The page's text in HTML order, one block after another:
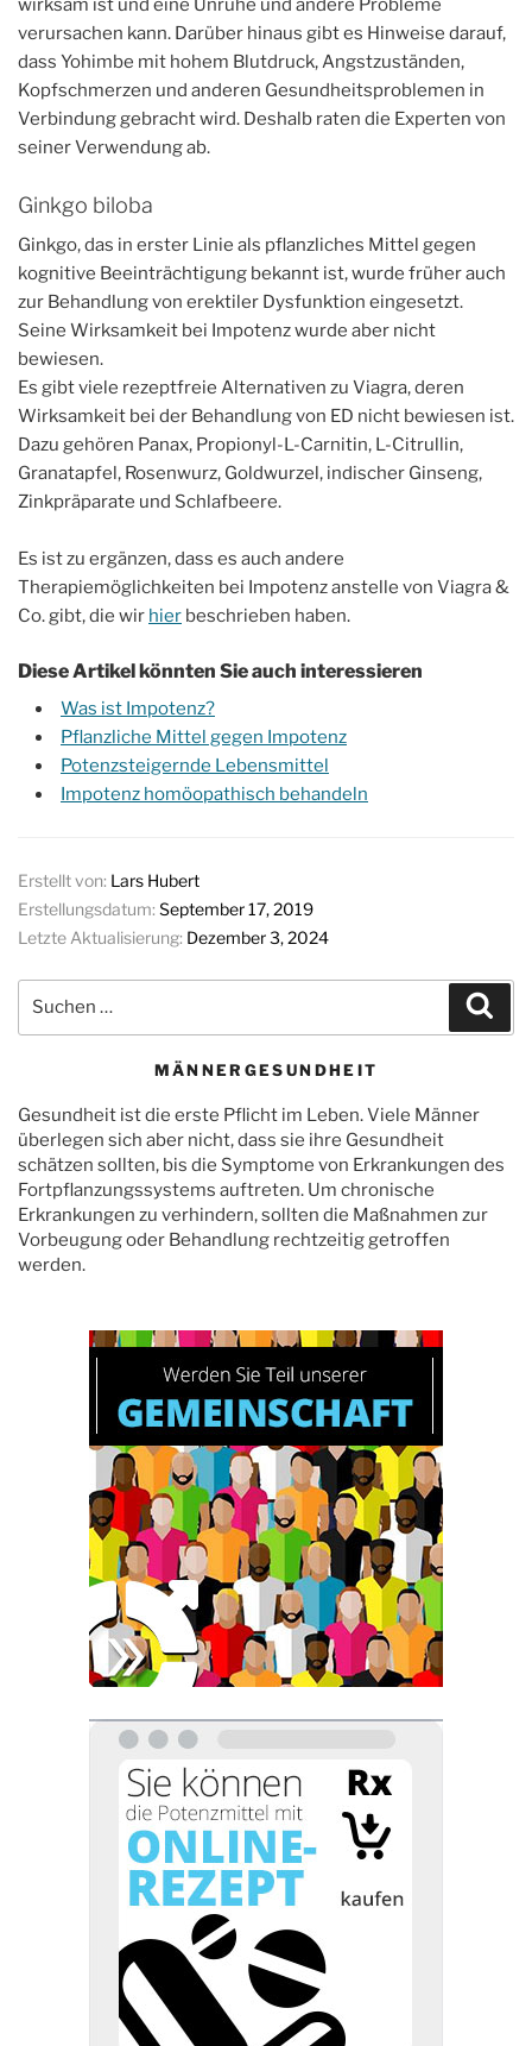
wirksam ist und eine Unruhe und andere Probleme
verursachen kann. Darüber hinaus gibt es Hinweise darauf,
dass Yohimbe mit hohem Blutdruck, Angstzuständen,
Kopfschmerzen und anderen Gesundheitsproblemen in
Verbindung gebracht wird. Deshalb raten die Experten von
seiner Verwendung ab.
Ginkgo biloba
Ginkgo, das in erster Linie als pflanzliches Mittel gegen
kognitive Beeinträchtigung bekannt ist, wurde früher auch
zur Behandlung von erektiler Dysfunktion eingesetzt.
Seine Wirksamkeit bei Impotenz wurde aber nicht
bewiesen.
Es gibt viele rezeptfreie Alternativen zu Viagra, deren
Wirksamkeit bei der Behandlung von ED nicht bewiesen ist.
Dazu gehören Panax, Propionyl-L-Carnitin, L-Citrullin,
Granatapfel, Rosenwurz, Goldwurzel, indischer Ginseng,
Zinkpräparate und Schlafbeere.
Es ist zu ergänzen, dass es auch andere
Therapiemöglichkeiten bei Impotenz anstelle von Viagra &
Co. gibt, die wir hier beschrieben haben.
Diese Artikel könnten Sie auch interessieren
Was ist Impotenz?
Pflanzliche Mittel gegen Impotenz
Potenzsteigernde Lebensmittel
Impotenz homöopathisch behandeln
Erstellt von: Lars Hubert
Erstellungsdatum: September 17, 2019
Letzte Aktualisierung: Dezember 3, 2024
MÄNNERGESUNDHEIT
Gesundheit ist die erste Pflicht im Leben. Viele Männer
überlegen sich aber nicht, dass sie ihre Gesundheit
schätzen sollten, bis die Symptome von Erkrankungen des
Fortpflanzungssystems auftreten. Um chronische
Erkrankungen zu verhindern, sollten die Maßnahmen zur
Vorbeugung oder Behandlung rechtzeitig getroffen
werden.